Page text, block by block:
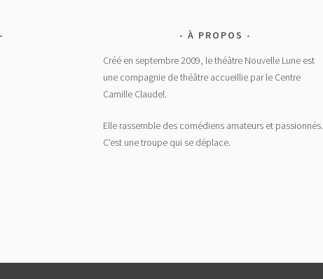
À PROPOS
Créé en septembre 2009, le théâtre Nouvelle Lune est
une compagnie de théâtre accueillie par le Centre
Camille Claudel.
Elle rassemble des comédiens amateurs et passionnés.
C'est une troupe qui se déplace.